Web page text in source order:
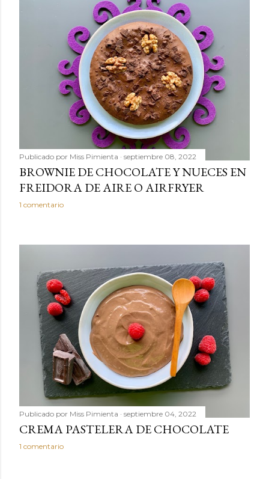
Publicado por Miss Pimienta septiembre 08, 2022
BROWNIE DE CHOCOLATE Y NUECES EN
FREIDORA DE AIRE O AIRFRYER
1 comentario
Publicado por Miss Pimienta septiembre 04, 2022
CREMA PASTELERA DE CHOCOLATE
1 comentario